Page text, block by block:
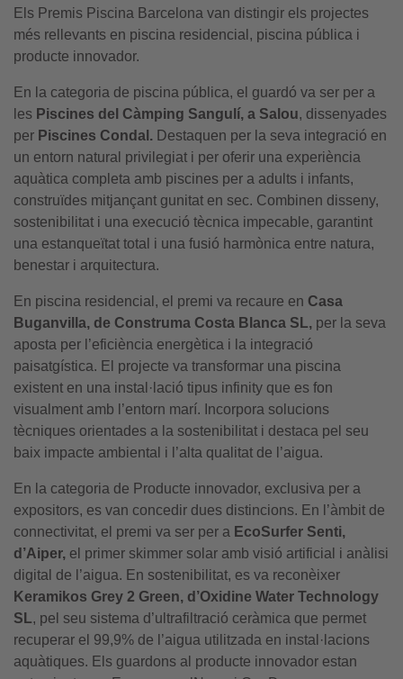
Els Premis Piscina Barcelona van distingir els projectes
més rellevants en piscina residencial, piscina pública i
producte innovador.
En la categoria de piscina pública, el guardó va ser per a
les Piscines del Càmping Sangulí, a Salou, dissenyades
per Piscines Condal. Destaquen per la seva integració en
un entorn natural privilegiat i per oferir una experiència
aquàtica completa amb piscines per a adults i infants,
construïdes mitjançant gunitat en sec. Combinen disseny,
sostenibilitat i una execució tècnica impecable, garantint
una estanqueïtat total i una fusió harmònica entre natura,
benestar i arquitectura.
En piscina residencial, el premi va recaure en Casa
Buganvilla, de Construma Costa Blanca SL, per la seva
aposta per l’eficiència energètica i la integració
paisatgística. El projecte va transformar una piscina
existent en una instal·lació tipus infinity que es fon
visualment amb l’entorn marí. Incorpora solucions
tècniques orientades a la sostenibilitat i destaca pel seu
baix impacte ambiental i l’alta qualitat de l’aigua.
En la categoria de Producte innovador, exclusiva per a
expositors, es van concedir dues distincions. En l’àmbit de
connectivitat, el premi va ser per a EcoSurfer Senti,
d’Aiper, el primer skimmer solar amb visió artificial i anàlisi
digital de l’aigua. En sostenibilitat, es va reconèixer
Keramikos Grey 2 Green, d’Oxidine Water Technology
SL, pel seu sistema d’ultrafiltració ceràmica que permet
recuperar el 99,9% de l’aigua utilitzada en instal·lacions
aquàtiques. Els guardons al producte innovador estan